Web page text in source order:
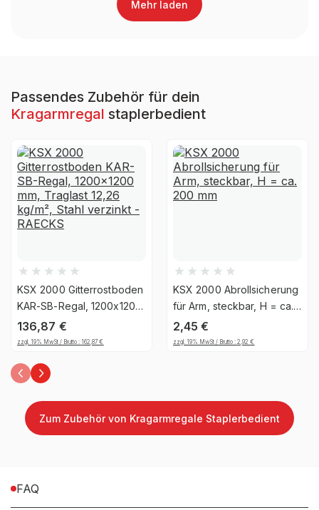
Garantiezeit
Brancheneignung
Holzhandel, Handwerk &
Werkstatt, Industrie &
Fertigung, Auto & Garage
Montageart
Anlieferart
Beständigkeit
Ja, jedoch nicht für die
dauerhafte Verwendung im
Außenbereich geeignet
Befestigungsart
Material Stahl
Mehr laden
Passendes Zubehör für dein
Kragarmregal staplerbedient
KSX 2000 Gitterrostboden
KAR-SB-Regal, 1200x1200
mm, Traglast 12,26 kg/m²,
Stahl verzinkt - RAECKS
136,87 €
zzgl. 19% MwSt / Brutto :162,87€
KSX 2000 Abrollsicherung
für Arm, steckbar, H = ca.
200 mm
2,45€
zzgl. 19% MwSt / Brutto :2,92€
Zum Zubehör von Kragarmregale Staplerbedient
FAQ